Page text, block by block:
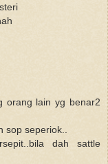
orang lain yg benar2
sop seperiok..
dah sattle